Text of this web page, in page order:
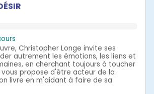
Christopher Longe invite ses
autrement les émotions, les liens et
en cherchant toujours à toucher
vous propose d'être acteur de la
livre en m'aidant à faire de sa